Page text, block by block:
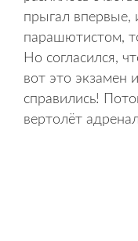
прыгал впервые,
парашютистом,
Но согласился,
вот это экзамен
справились!
вертолёт